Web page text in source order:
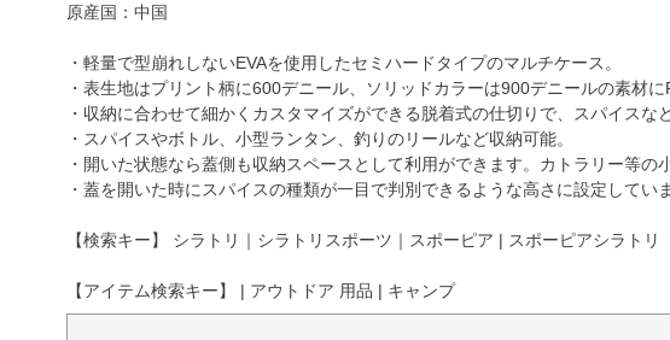
原産国：中国
・軽量で型崩れしないEVAを使用したセミハードタイプのマルチケース。
・表生地はプリント柄に600デニール、ソリッドカラーは900デニールの素材
・収納に合わせて細かくカスタマイズができる脱着式の仕切りで、スパイスな
・スパイスやボトル、小型ランタン、釣りのリールなど収納可能。
・開いた状態なら蓋側も収納スペースとして利用ができます。カトラリー等の
・蓋を開いた時にスパイスの種類が一目で判別できるような高さに設定していま
【検索キー】 シラトリ｜シラトリスポーツ｜スポーピア | スポーピアシラトリ
【アイテム検索キー】 | アウトドア 用品 | キャンプ